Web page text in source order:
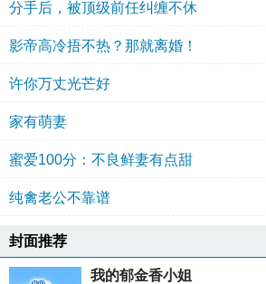
分手后，被顶级前任纠缠不休
影帝高冷捂不热？那就离婚！
许你万丈光芒好
家有萌妻
蜜爱100分：不良鲜妻有点甜
纯禽老公不靠谱
封面推荐
我的郁金香小姐